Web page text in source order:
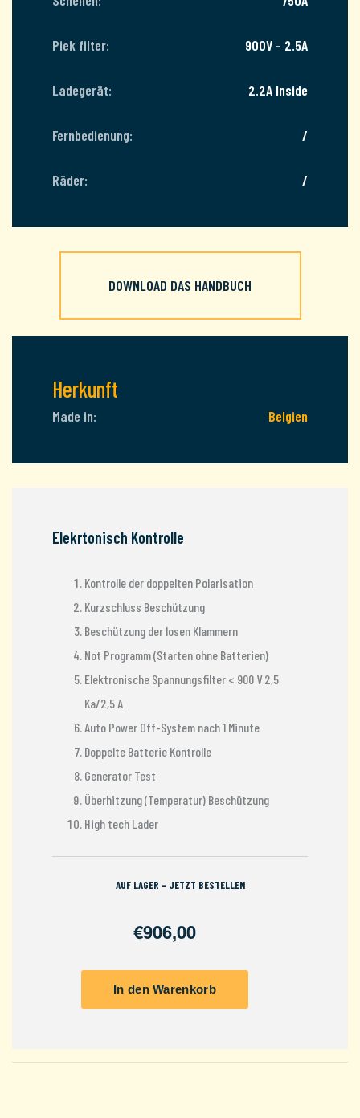
Piek filter: 900V - 2.5A
Ladegerät: 2.2A Inside
Fernbedienung: /
Räder: /
DOWNLOAD DAS HANDBUCH
Herkunft
Made in: Belgien
Elekrtonisch Kontrolle
Kontrolle der doppelten Polarisation
Kurzschluss Beschützung
Beschützung der losen Klammern
Not Programm (Starten ohne Batterien)
Elektronische Spannungsfilter < 900 V 2,5
Ka/2,5 A
Auto Power Off-System nach 1 Minute
Doppelte Batterie Kontrolle
Generator Test
Überhitzung (Temperatur) Beschützung
High tech Lader
AUF LAGER - JETZT BESTELLEN